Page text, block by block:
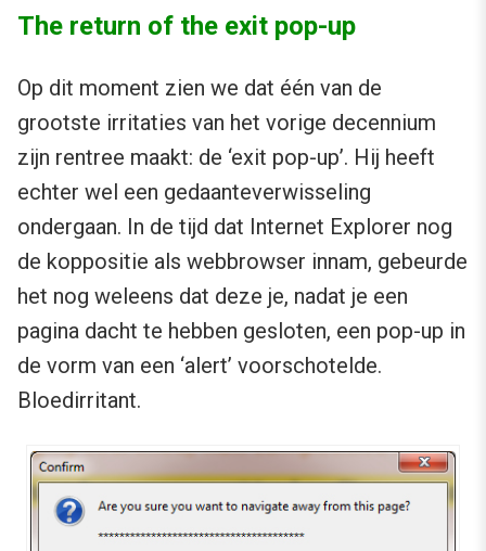
The return of the exit pop-up
Op dit moment zien we dat één van de
grootste irritaties van het vorige decennium
zijn rentree maakt: de ‘exit pop-up’. Hij heeft
echter wel een gedaanteverwisseling
ondergaan. In de tijd dat Internet Explorer nog
de koppositie als webbrowser innam, gebeurde
het nog weleens dat deze je, nadat je een
pagina dacht te hebben gesloten, een pop-up in
de vorm van een ‘alert’ voorschotelde.
Bloedirritant.